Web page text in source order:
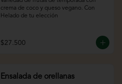
crema de coco y queso vegano. Con
Helado de tu elección
$27.500
Ensalada de orellanas